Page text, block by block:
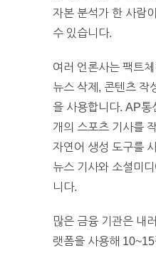
자본 분석가 한 사람
수 있습니다.
여러 언론사는 팩트
뉴스 삭제, 콘텐츠 작
을 사용합니다. AP통
개의 스포츠 기사를
자연어 생성 도구를
뉴스 기사와 소셜미
니다.
많은 금융 기관은 내
랫폼을 사용해